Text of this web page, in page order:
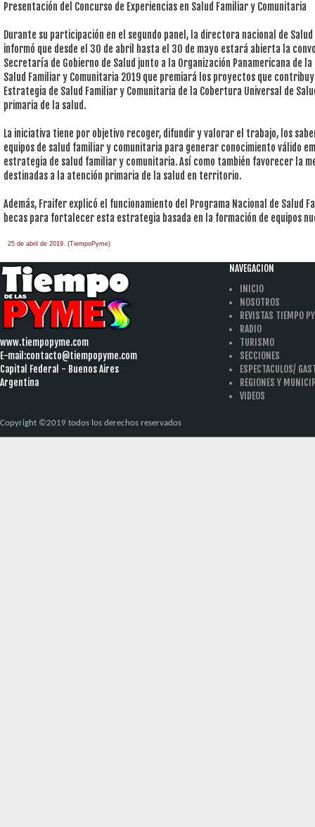
Presentación del Concurso de Experiencias en Salud Familiar y Comunitaria
Durante su participación en el segundo panel, la directora nacional de
informó que desde el 30 de abril hasta el 30 de mayo estará abierta la
Secretaría de Gobierno de Salud junto a la Organización Panamericana de la
Salud Familiar y Comunitaria 2019 que premiará los proyectos que
Estrategia de Salud Familiar y Comunitaria de la Cobertura Universal de
primaria de la salud.
La iniciativa tiene por objetivo recoger, difundir y valorar el trabajo, los
equipos de salud familiar y comunitaria para generar conocimiento válido
estrategia de salud familiar y comunitaria. Así como también favorecer la
destinadas a la atención primaria de la salud en territorio.
Además, Fraifer explicó el funcionamiento del Programa Nacional de Salud
becas para fortalecer esta estrategia basada en la formación de equipos
25 de abril de 2019. (TiempoPyme)
www.tiempopyme.com
E-mail:contacto@tiempopyme.com
Capital Federal - Buenos Aires
Argentina
NAVEGACION
INICIO
NOSOTROS
REVISTAS TIEMPO
RADIO
TURISMO
SECCIONES
ESPECTACULOS/
REGIONES Y
VIDEOS
Copyright ©2019 todos los derechos reservados